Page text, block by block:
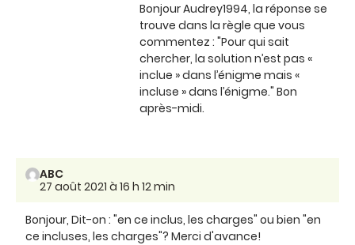
Bonjour Audrey1994, la réponse se
trouve dans la règle que vous
commentez : "Pour qui sait
chercher, la solution n’est pas «
inclue » dans l’énigme mais «
incluse » dans l’énigme." Bon
après-midi.
ABC
27 août 2021 à 16 h 12 min
Bonjour, Dit-on : "en ce inclus, les charges" ou bien "en
ce incluses, les charges"? Merci d'avance!